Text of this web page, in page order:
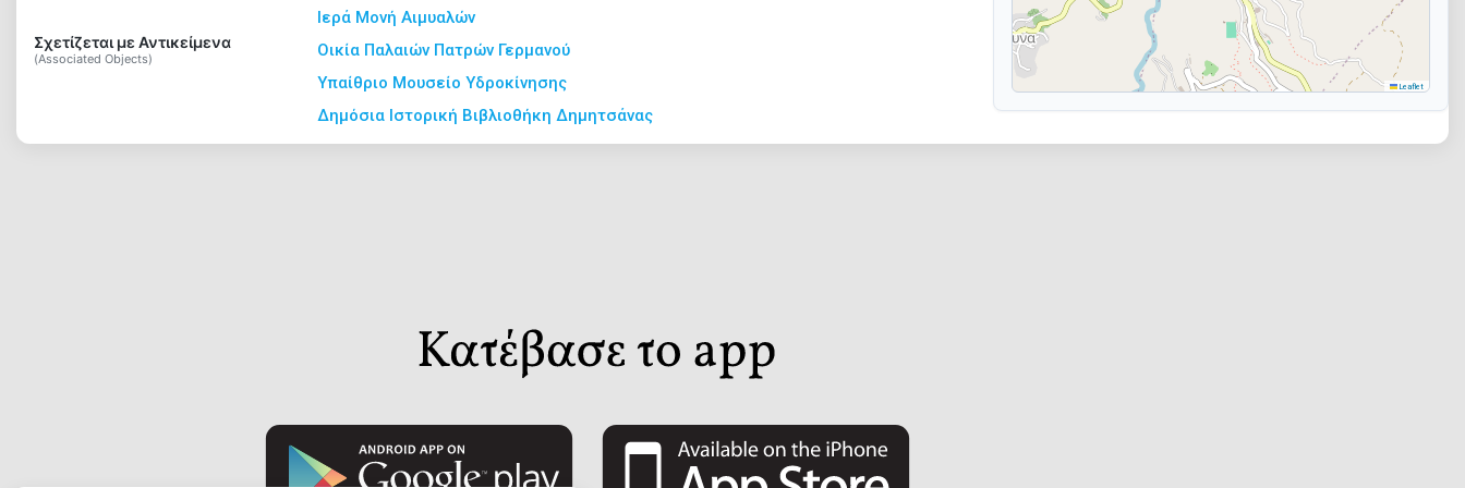
Αξιοθέατα
Ψηφιακή
Σχετίζεται με Αντικείμενα
(Associated Objects)
Ιερά Μονή Αιμυαλών
Οικία Παλαιών Πατρών Γερμανού
Υπαίθριο Μουσείο Υδροκίνησης
Δημόσια Ιστορική Βιβλιοθήκη Δημητσάνας
Leaflet